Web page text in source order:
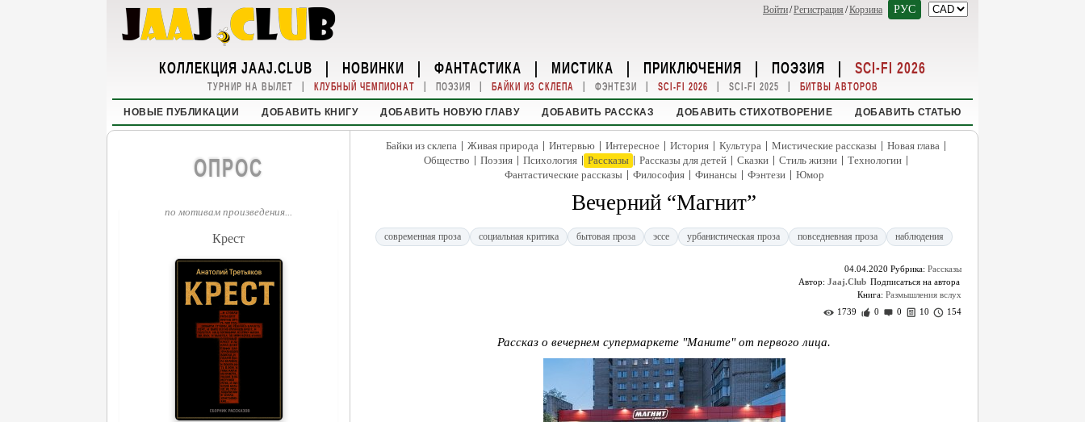
Войти/Регистрация /Корзина РУС
КОЛЛЕКЦИЯ JAAJ.CLUB | НОВИНКИ | ФАНТАСТИКА | МИСТИКА | ПРИКЛЮЧЕНИЯ | ПОЭЗИЯ | SCI-FI 2026
ТУРНИР НА ВЫЛЕТ | КЛУБНЫЙ ЧЕМПИОНАТ | ПОЭЗИЯ | БАЙКИ ИЗ СКЛЕПА | ФЭНТЕЗИ | SCI-FI 2026 | SCI-FI 2025 | БИТВЫ АВТОРОВ
НОВЫЕ ПУБЛИКАЦИИ ДОБАВИТЬ КНИГУ ДОБАВИТЬ НОВУЮ ГЛАВУ ДОБАВИТЬ РАССКАЗ ДОБАВИТЬ СТИХОТВОРЕНИЕ ДОБАВИТЬ СТАТЬЮ
ОПРОС
по мотивам произведения...
Крест
Байки из склепа | Живая природа | Интервью | Интересное | История | Культура | Мистические рассказы | Новая глава |
Общество | Поэзия | Психология | Рассказы | Рассказы для детей | Сказки | Стиль жизни | Технологии |
Фантастические рассказы | Философия | Финансы | Фэнтези | Юмор
Вечерний “Магнит”
современная проза социальная критика бытовая проза эссе урбанистическая проза повседневная проза наблюдения
04.04.2020 Рубрика: Рассказы
Автор: Jaaj.Club
Книга: Размышления вслух
1739
0 0 10 154
Рассказ о вечернем супермаркете "Маните" от первого лица.